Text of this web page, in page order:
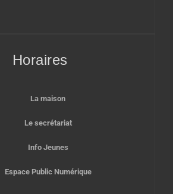
Horaires
La maison
Le secrétariat
Info Jeunes
Espace Public Numérique